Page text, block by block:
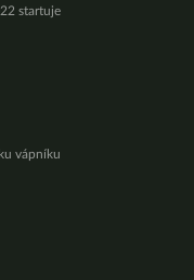
startuje
vápníku